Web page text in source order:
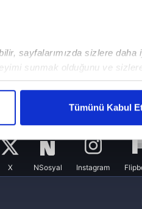
sayfalarımızda sizlere daha
sunmak olduğunu ve
reklamların maliyetlerimizi
hedefli reklamlar
kişilere ait çerezler
bilgi toplumu hizmetlerinin
Tümünü Kabul
X NSosyal Instagram